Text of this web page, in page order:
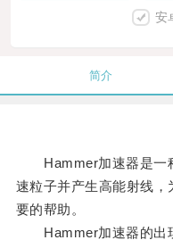
安
简介
Hammer加速器是一
速粒子并产生高能射线
要的帮助。
Hammer加速器的出现